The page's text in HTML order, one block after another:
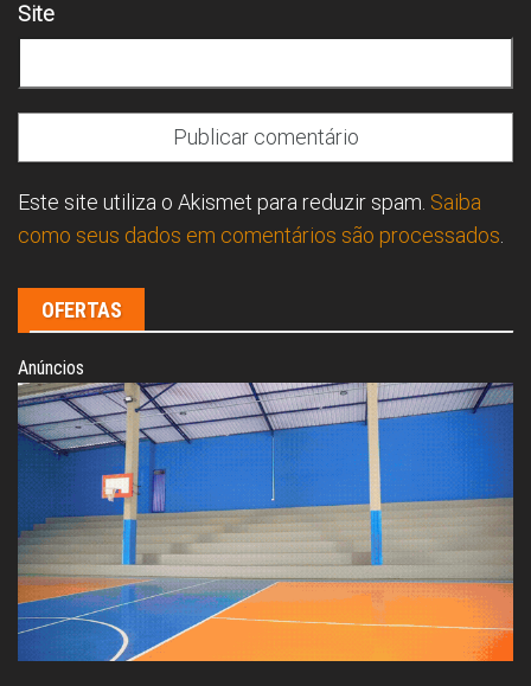
Site
Este site utiliza o Akismet para reduzir spam. Saiba
como seus dados em comentários são processados.
OFERTAS
Anúncios